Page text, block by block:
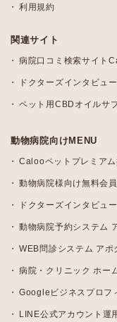
利用規約
関連サイト
病院口コミ検索サイト
ドクターズインタビュ
ペット用CBDオイルサ
動物病院向けMENU
Calooペットプレミア
動物病院様向け無料会
ドクターズインタビュ
動物病院予約システム
WEB問診システム アポ
病院・クリニック ホー
Googleビジネスプロフ
LINE公式アカウント運